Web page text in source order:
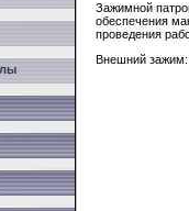
Зажимной
обеспечения
проведения
Внешний